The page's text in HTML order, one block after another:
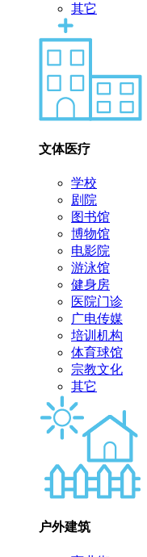
其它
文体医疗
学校
剧院
图书馆
博物馆
电影院
游泳馆
健身房
医院门诊
广电传媒
培训机构
体育球馆
宗教文化
其它
户外建筑